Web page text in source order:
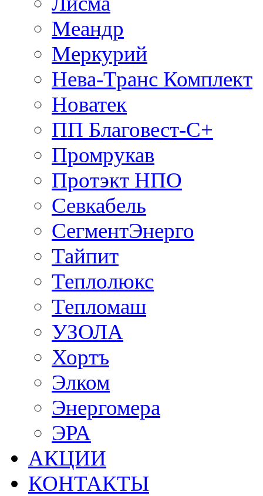
Меандр
Меркурий
Нева-Транс Комплект
Новатек
ПП Благовест-С+
Промрукав
Протэкт НПО
Севкабель
СегментЭнерго
Тайпит
Теплолюкс
Тепломаш
УЗОЛА
Хортъ
Элком
Энергомера
ЭРА
АКЦИИ
КОНТАКТЫ